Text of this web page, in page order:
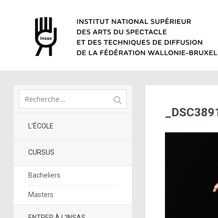
L’ÉCOLE
CURSUS
Bacheliers
Masters